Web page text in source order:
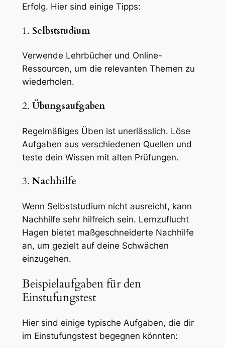
Erfolg. Hier sind einige Tipps:
1. Selbststudium
Verwende Lehrbücher und Online-
Ressourcen, um die relevanten Themen zu
wiederholen.
2. Übungsaufgaben
Regelmäßiges Üben ist unerlässlich. Löse
Aufgaben aus verschiedenen Quellen und
teste dein Wissen mit alten Prüfungen.
3. Nachhilfe
Wenn Selbststudium nicht ausreicht, kann
Nachhilfe sehr hilfreich sein. Lernzuflucht
Hagen bietet maßgeschneiderte Nachhilfe
an, um gezielt auf deine Schwächen
einzugehen.
Beispielaufgaben für den
Einstufungstest
Hier sind einige typische Aufgaben, die dir
im Einstufungstest begegnen könnten: